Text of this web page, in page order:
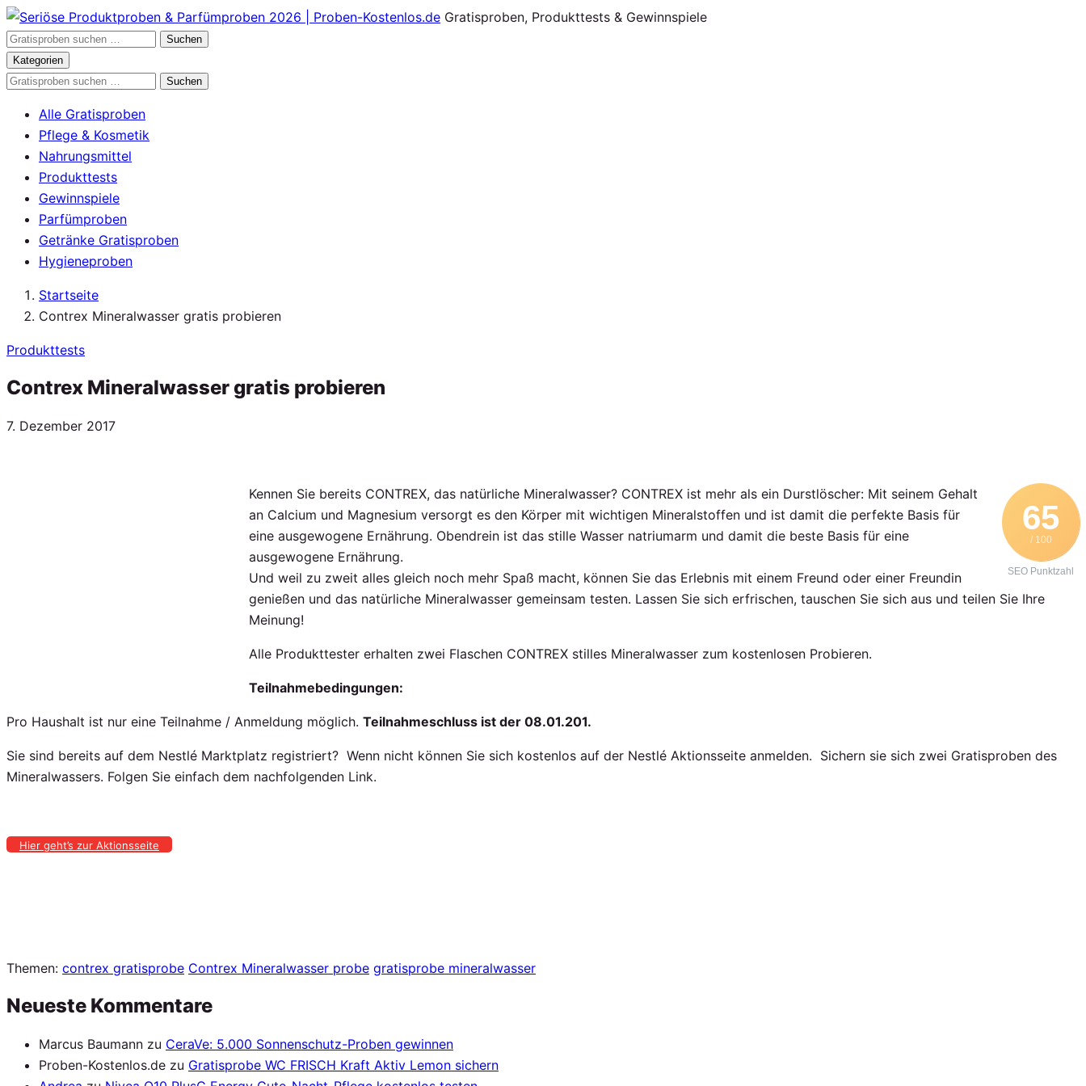
Zum
Inhalt
springen
Gratisproben, Produkttests & Gewinnspiele
Gratisproben
durchsuchen
Suchen
Kategorien
Gratisproben
Suchen
Alle Gratisproben
Pflege & Kosmetik
Nahrungsmittel
Produkttests
Gewinnspiele
Parfümproben
Getränke Gratisproben
Hygieneproben
Startseite
Contrex Mineralwasser gratis probieren
Produkttests
Contrex Mineralwasser gratis probieren
Veröffentlicht
7. Dezember 2017
65
/ 100
SEO Punktzahl
Kennen Sie bereits CONTREX, das natürliche Mineralwasser? CONTREX ist mehr als ein Durstlöscher: Mit seinem Gehalt
an Calcium und Magnesium versorgt es den Körper mit wichtigen Mineralstoffen und ist damit die perfekte Basis für
eine ausgewogene Ernährung. Obendrein ist das stille Wasser natriumarm und damit die beste Basis für eine
ausgewogene Ernährung.
Und weil zu zweit alles gleich noch mehr Spaß macht, können Sie das Erlebnis mit einem Freund oder einer Freundin
genießen und das natürliche Mineralwasser gemeinsam testen. Lassen Sie sich erfrischen, tauschen Sie sich aus und teilen Sie Ihre
Meinung!
Alle Produkttester erhalten zwei Flaschen CONTREX stilles Mineralwasser zum kostenlosen Probieren.
Teilnahmebedingungen:
Pro Haushalt ist nur eine Teilnahme / Anmeldung möglich. Teilnahmeschluss ist der 08.01.201.
Sie sind bereits auf dem Nestlé Marktplatz registriert? Wenn nicht können Sie sich kostenlos auf der Nestlé Aktionsseite anmelden. Sichern sie sich zwei Gratisproben des
Mineralwassers. Folgen Sie einfach dem nachfolgenden Link.
Hier geht’s zur Aktionsseite
Themen: contrex gratisprobe Contrex Mineralwasser probe gratisprobe mineralwasser
Neueste Kommentare
Marcus Baumann zu CeraVe: 5.000 Sonnenschutz-Proben gewinnen
Proben-Kostenlos.de zu Gratisprobe WC FRISCH Kraft Aktiv Lemon sichern